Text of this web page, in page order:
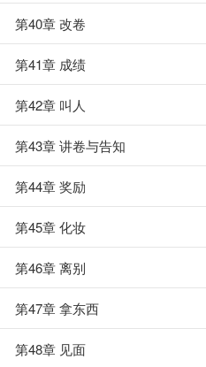
第40章 改卷
第41章 成绩
第42章 叫人
第43章 讲卷与告知
第44章 奖励
第45章 化妆
第46章 离别
第47章 拿东西
第48章 见面